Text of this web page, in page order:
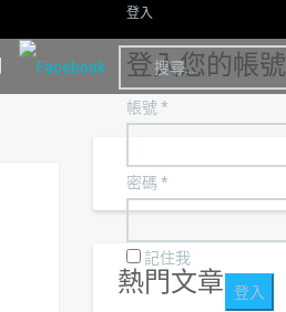
登入
登入您的帳號
帳號 *
密碼 *
記住我
熱門文章